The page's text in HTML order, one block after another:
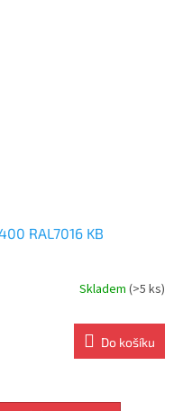
RAL7016 KB
Skladem (>5 ks)
Do košíku